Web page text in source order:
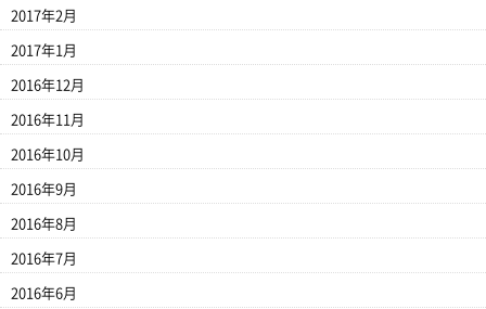
2017年2月
2017年1月
2016年12月
2016年11月
2016年10月
2016年9月
2016年8月
2016年7月
2016年6月